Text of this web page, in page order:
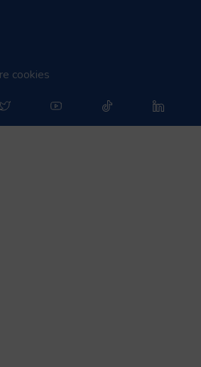
cookies